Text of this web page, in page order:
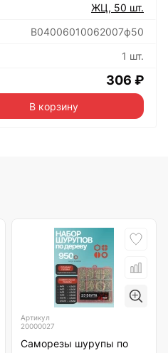
ЖЦ, 50 шт.
B04006010062007ф50
1 шт.
306 ₽
В корзину
Артикул
20000027
Саморезы шурупы по